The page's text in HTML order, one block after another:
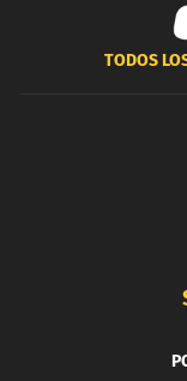
TODOS